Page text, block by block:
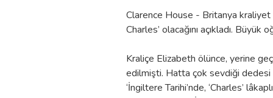
Clarence House - Britanya kraliyet
Charles’ olacağını açıkladı.
Kraliçe Elizabeth ölünce, yerine
edilmişti. Hatta çok sevdiği dedesi
‘İngiltere Tarihi’nde, ‘Charles’